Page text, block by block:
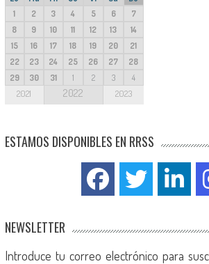
1
2 3 4 5 6
7
8
9 10 11 12 13
14
15
16 17 18 19 20
21
22
23 24 25 26 27
28
29
30 31 1 2 3 4
2021 2022 2023
ESTAMOS DISPONIBLES EN RRSS
NEWSLETTER
Introduce tu correo electrónico para